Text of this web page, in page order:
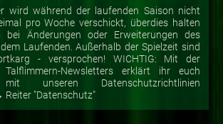
wird während der laufenden Saison nicht
pro Woche verschickt, überdies halten
bei Änderungen oder Erweiterungen des
Laufenden. Außerhalb der Spielzeit sind
- versprochen! WICHTIG: Mit der
Newsletters erklärt ihr euch
unseren Datenschutzrichtlinien
"Datenschutz"